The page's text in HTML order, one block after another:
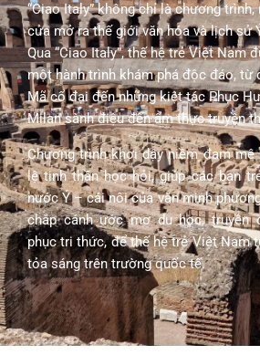
“Ciao Italy” không chỉ là chương
cửa mở ra thế giới văn hóa và lịch sử
Qua “Ciao Italy”, thế hệ trẻ Việt Nam
một hành trình khám phá độc đáo, từ
Mã cổ đại đến những kiệt tác Phục
Milan sành điệu đến ẩm thực truyền
Chương trình khơi dậy niềm đam mê
lệ tinh thần học hỏi, giúp các bạn
nước Ý – cái nôi của văn minh phương
chắp cánh ước mơ du học, truyền
phục tri thức, để thế hệ trẻ Việt Nam
tỏa sáng trên trường quốc tế.